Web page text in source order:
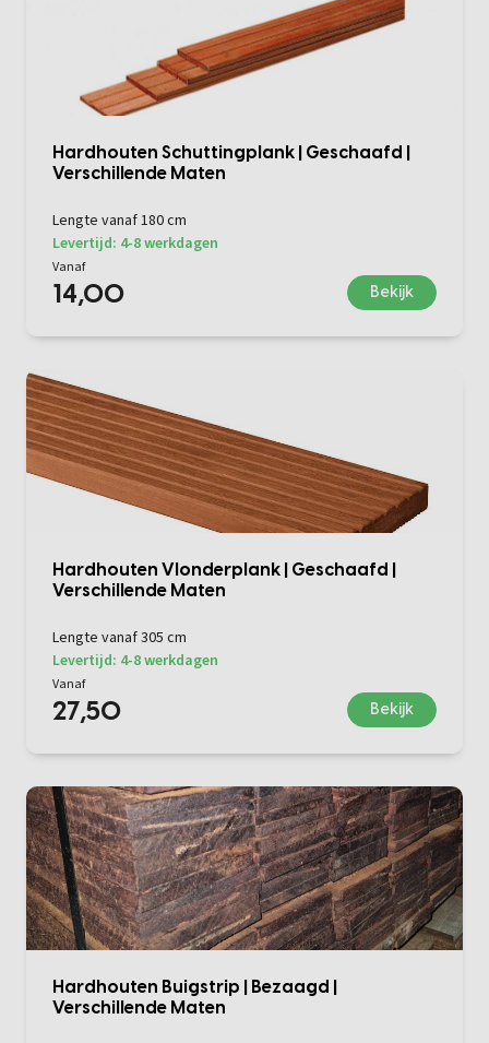
Hardhouten Schuttingplank | Geschaafd |
Verschillende Maten
Lengte vanaf 180 cm
Levertijd: 4-8 werkdagen
Vanaf
14,00 Bekijk
Hardhouten Vlonderplank | Geschaafd |
Verschillende Maten
Lengte vanaf 305 cm
Levertijd: 4-8 werkdagen
Vanaf
27,50 Bekijk
Hardhouten Buigstrip | Bezaagd |
Verschillende Maten